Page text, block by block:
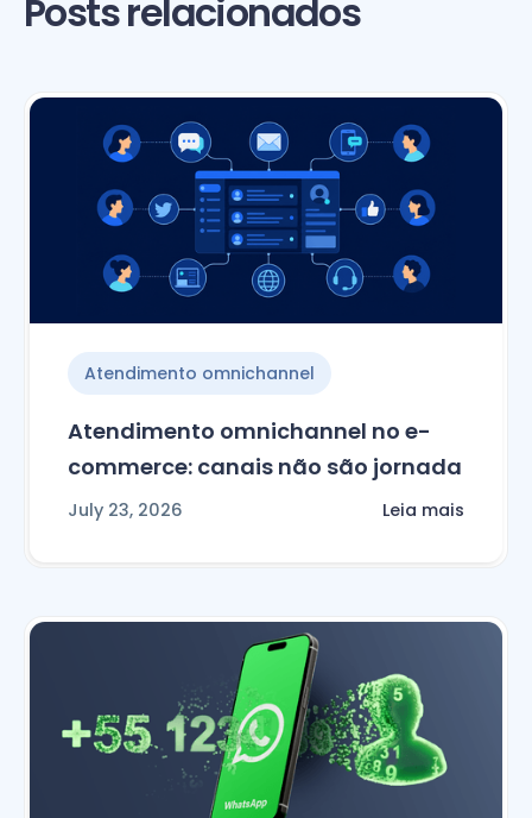
Posts relacionados
Atendimento omnichannel
Atendimento omnichannel no e-
commerce: canais não são jornada
July 23, 2026 Leia mais